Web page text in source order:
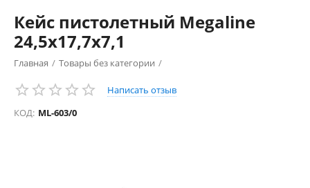
Кейс пистолетный Megaline
24,5х17,7х7,1
Главная / Товары без категории /
Написать отзыв
КОД: ML-603/0